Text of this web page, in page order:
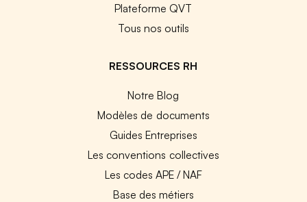
Plateforme QVT
Tous nos outils
RESSOURCES RH
Notre Blog
Modèles de documents
Guides Entreprises
Les conventions collectives
Les codes APE / NAF
Base des métiers